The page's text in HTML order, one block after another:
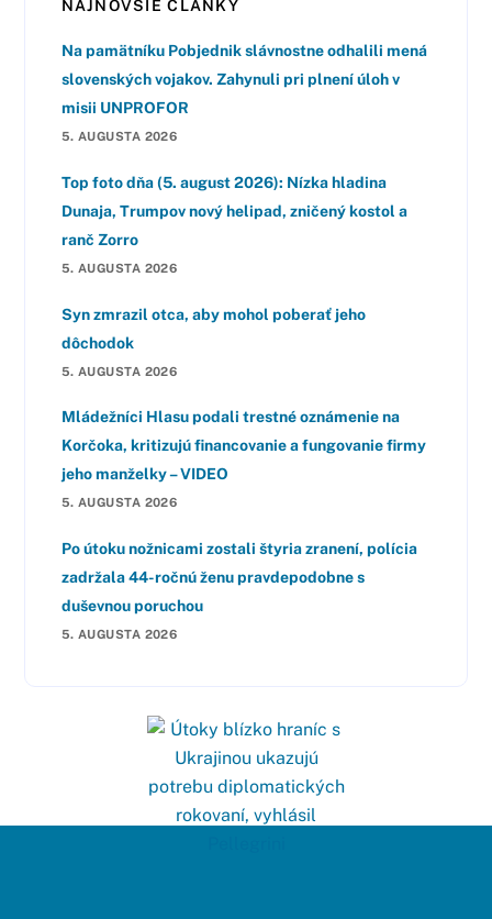
NAJNOVŠIE ČLÁNKY
Na pamätníku Pobjednik slávnostne odhalili mená
slovenských vojakov. Zahynuli pri plnení úloh v
misii UNPROFOR
5. AUGUSTA 2026
Top foto dňa (5. august 2026): Nízka hladina
Dunaja, Trumpov nový helipad, zničený kostol a
ranč Zorro
5. AUGUSTA 2026
Syn zmrazil otca, aby mohol poberať jeho
dôchodok
5. AUGUSTA 2026
Mládežníci Hlasu podali trestné oznámenie na
Korčoka, kritizujú financovanie a fungovanie firmy
jeho manželky – VIDEO
5. AUGUSTA 2026
Po útoku nožnicami zostali štyria zranení, polícia
zadržala 44-ročnú ženu pravdepodobne s
duševnou poruchou
5. AUGUSTA 2026